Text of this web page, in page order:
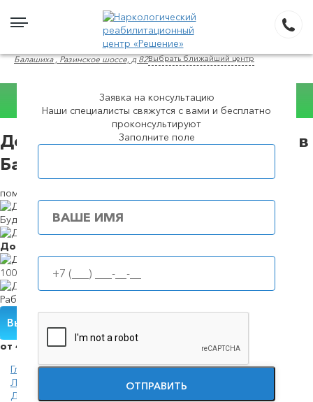
Балашиха , Разинское шоссе, д 82Выбрать ближайший центр
Консультация WhatsApp
Детоксикация наркозависимых в в
Балашихе
помощь при ломке и наркотических отравлениях
Будем в течение39 минут
Доступные
100% анонимность
Работаем
Вызвать нарколога
от 4000 руб.
Главная
Лечение наркомании
Детоксикация наркозависимых
Заявка на консультацию
Наши специалисты свяжутся с вами и бесплатно
проконсультируют
Заполните поле
ОТПРАВИТЬ